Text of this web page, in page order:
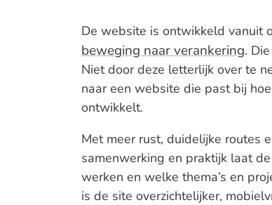
De website is ontwikkeld vanuit
beweging naar verankering.
Niet door deze letterlijk over te
naar een website die past bij
ontwikkelt.
Met meer rust, duidelijke routes
samenwerking en praktijk laat
werken en welke thema’s en
is de site overzichtelijker,